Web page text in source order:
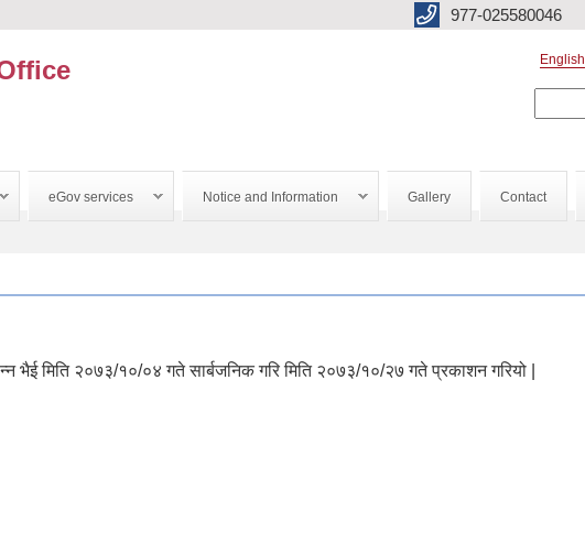
977-025580046
English
eGov services Notice and Information Gallery Contact
मिति २०७३/१०/०४ गते सार्बजनिक गरि मिति २०७३/१०/२७ गते प्रकाशन गरियो |